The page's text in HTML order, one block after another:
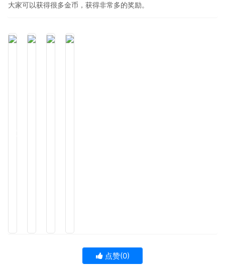
大家可以获得很多金币，获得非常多的奖励。
点赞(0)